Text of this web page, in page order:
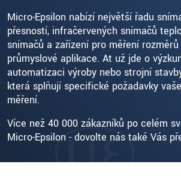
Micro-Epsilon nabízí největší řadu
přesností, infračervených snímačů
snímačů a zařízení pro měření
průmyslové aplikace. Ať už jde o
automatizaci výroby nebo strojní
která splňují specifické požadavky
měření.
Více než 40 000 zákazníků po celém
Micro-Epsilon - dovolte nás také Vás